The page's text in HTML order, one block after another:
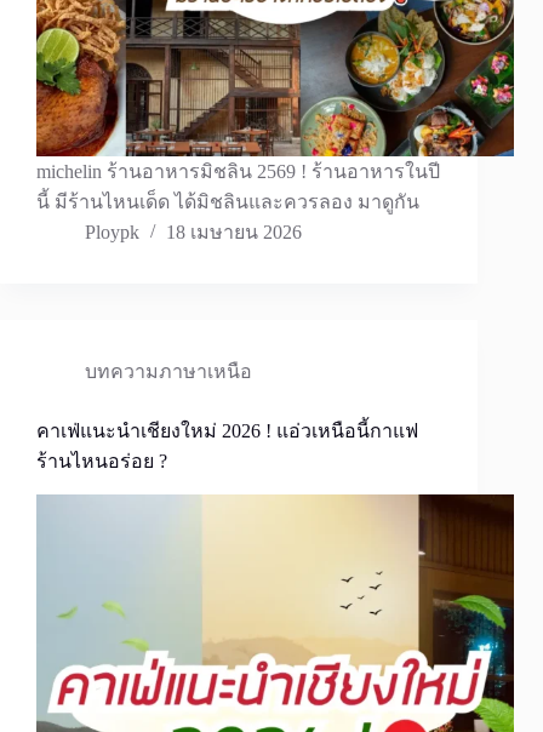
michelin ร้านอาหารมิชลิน 2569 ! ร้านอาหารในปี
นี้ มีร้านไหนเด็ด ได้มิชลินและควรลอง มาดูกัน
Ploypk
18 เมษายน 2026
บทความภาษาเหนือ
คาเฟ่แนะนำเชียงใหม่ 2026 ! แอ่วเหนือนี้กาแฟ
ร้านไหนอร่อย ?